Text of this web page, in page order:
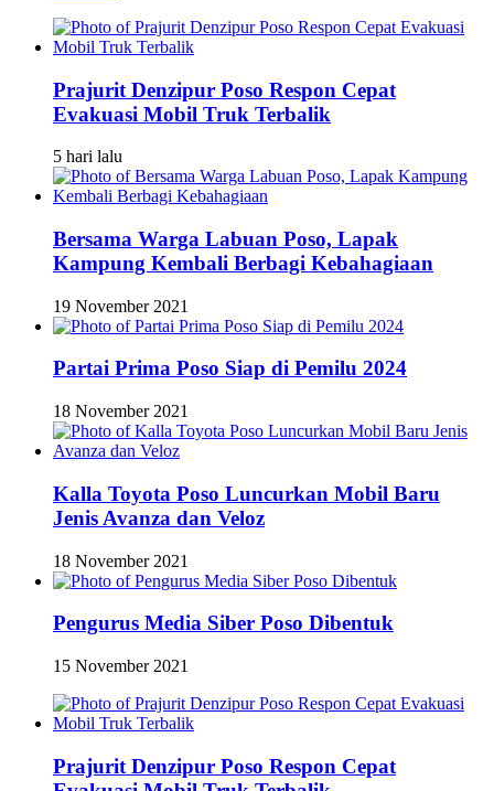
Prajurit Denzipur Poso Respon Cepat
Evakuasi Mobil Truk Terbalik
5 hari lalu
Bersama Warga Labuan Poso, Lapak
Kampung Kembali Berbagi Kebahagiaan
19 November 2021
Partai Prima Poso Siap di Pemilu 2024
18 November 2021
Kalla Toyota Poso Luncurkan Mobil Baru
Jenis Avanza dan Veloz
18 November 2021
Pengurus Media Siber Poso Dibentuk
15 November 2021
Prajurit Denzipur Poso Respon Cepat